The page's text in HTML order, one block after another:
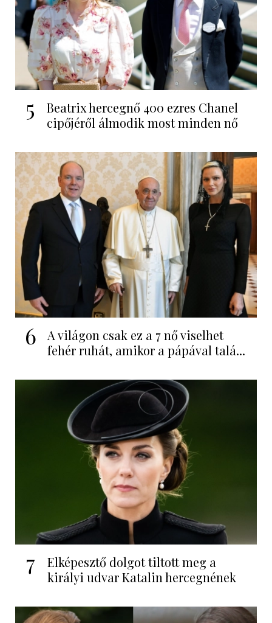
5
Beatrix hercegnő 400 ezres Chanel
cipőjéről álmodik most minden nő
6
A világon csak ez a 7 nő viselhet
fehér ruhát, amikor a pápával talá...
7
Elképesztő dolgot tiltott meg a
királyi udvar Katalin hercegnének